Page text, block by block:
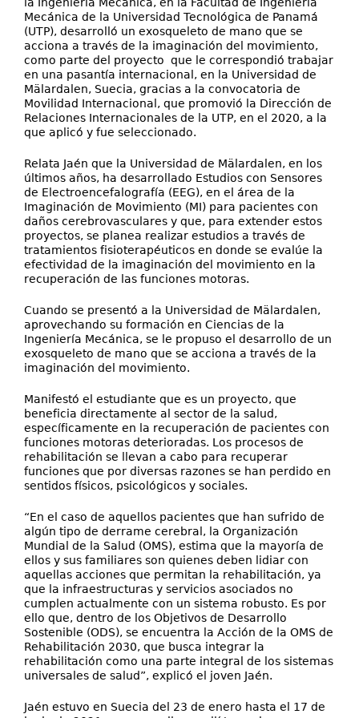
Mecánica de la Universidad Tecnológica de Panamá
(UTP), desarrolló un exosqueleto de mano que se
acciona a través de la imaginación del movimiento,
como parte del proyecto que le correspondió trabajar
en una pasantía internacional, en la Universidad de
Mälardalen, Suecia, gracias a la convocatoria de
Movilidad Internacional, que promovió la Dirección de
Relaciones Internacionales de la UTP, en el 2020, a la
que aplicó y fue seleccionado.
Relata Jaén que la Universidad de Mälardalen, en los
últimos años, ha desarrollado Estudios con Sensores
de Electroencefalografía (EEG), en el área de la
Imaginación de Movimiento (MI) para pacientes con
daños cerebrovasculares y que, para extender estos
proyectos, se planea realizar estudios a través de
tratamientos fisioterapéuticos en donde se evalúe la
efectividad de la imaginación del movimiento en la
recuperación de las funciones motoras.
Cuando se presentó a la Universidad de Mälardalen,
aprovechando su formación en Ciencias de la
Ingeniería Mecánica, se le propuso el desarrollo de un
exosqueleto de mano que se acciona a través de la
imaginación del movimiento.
Manifestó el estudiante que es un proyecto, que
beneficia directamente al sector de la salud,
específicamente en la recuperación de pacientes con
funciones motoras deterioradas. Los procesos de
rehabilitación se llevan a cabo para recuperar
funciones que por diversas razones se han perdido en
sentidos físicos, psicológicos y sociales.
“En el caso de aquellos pacientes que han sufrido de
algún tipo de derrame cerebral, la Organización
Mundial de la Salud (OMS), estima que la mayoría de
ellos y sus familiares son quienes deben lidiar con
aquellas acciones que permitan la rehabilitación, ya
que la infraestructuras y servicios asociados no
cumplen actualmente con un sistema robusto. Es por
ello que, dentro de los Objetivos de Desarrollo
Sostenible (ODS), se encuentra la Acción de la OMS de
Rehabilitación 2030, que busca integrar la
rehabilitación como una parte integral de los sistemas
universales de salud”, explicó el joven Jaén.
Jaén estuvo en Suecia del 23 de enero hasta el 17 de